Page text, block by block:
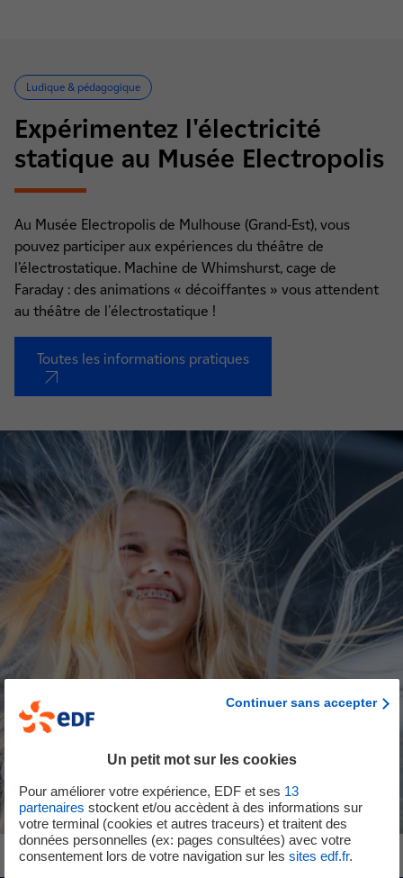
Ludique & pédagogique
Expérimentez l'électricité
statique au Musée Electropolis
Au Musée Electropolis de Mulhouse (Grand-Est), vous
pouvez participer aux expériences du théâtre de
l’électrostatique. Machine de Whimshurst, cage de
Faraday : des animations « décoiffantes » vous attendent
au théâtre de l'électrostatique !
Toutes les informations pratiques
nouvel onglet
Continuer sans accepter
Un petit mot sur les cookies
Pour améliorer votre expérience, EDF et ses 13
partenaires stockent et/ou accèdent à des informations sur
votre terminal (cookies et autres traceurs) et traitent des
données personnelles (ex: pages consultées) avec votre
consentement lors de votre navigation sur les sites edf.fr.